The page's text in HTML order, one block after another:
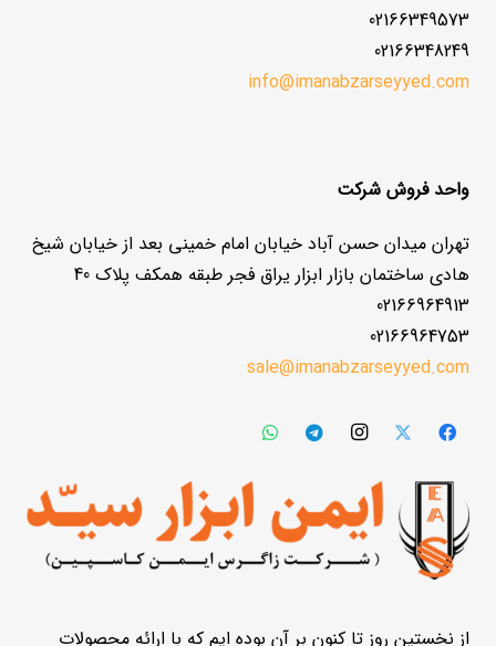
02166349573
02166348249
info@imanabzarseyyed.com
واحد فروش شرکت
تهران میدان حسن آباد خیابان امام خمینی بعد از خیابان شیخ
هادی ساختمان بازار ابزار یراق فجر طبقه همکف پلاک 40
02166964913
02166964753
sale@imanabzarseyyed.com
از نخستین روز تا کنون بر آن بوده ایم که با ارائه محصولات